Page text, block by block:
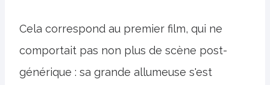
Cela correspond au premier film, qui ne
comportait pas non plus de scène post-
générique : sa grande allumeuse s'est